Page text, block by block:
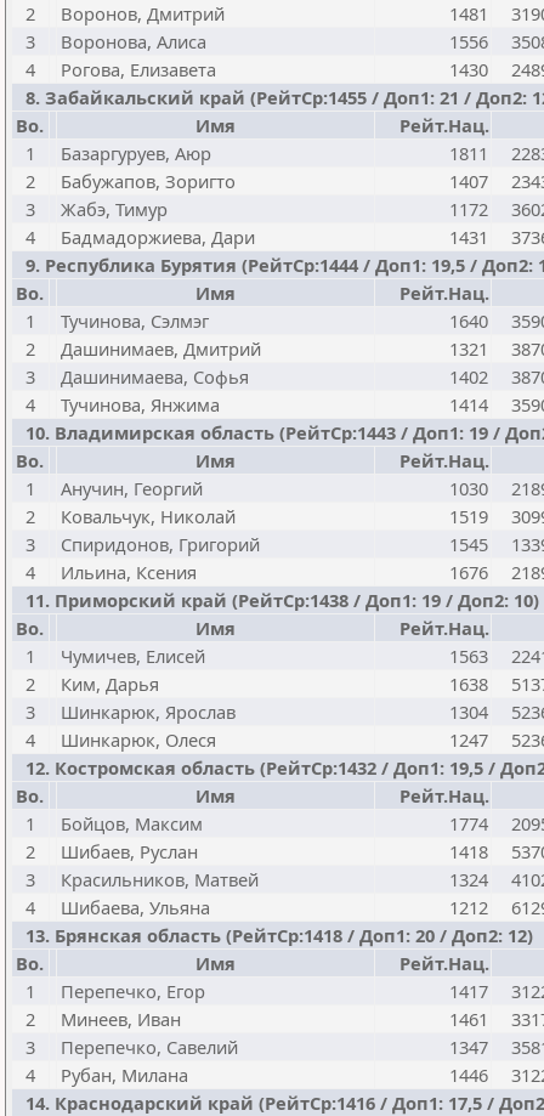
2
Воронов, Дмитрий 1481
3
Воронова, Алиса 1556
4
Рогова, Елизавета 1430
8. Забайкальский край (РейтСр:1455 / Доп1: 21 / Доп2:
Bo.
Имя Рейт.Нац.
1
Базаргуруев, Аюр 1811
2
Бабужапов, Зоригто 1407
3
Жабэ, Тимур 1172
4
Бадмадоржиева, Дари 1431
9. Республика Бурятия (РейтСр:1444 / Доп1: 19,5 / Доп2:
Bo.
Имя Рейт.Нац.
1
Тучинова, Сэлмэг 1640
2
Дашинимаев, Дмитрий 1321
3
Дашинимаева, Софья 1402
4
Тучинова, Янжима 1414
10. Владимирская область (РейтСр:1443 / Доп1: 19 /
Bo.
Имя Рейт.Нац.
1
Анучин, Георгий 1030
2
Ковальчук, Николай 1519
3
Спиридонов, Григорий 1545
4
Ильина, Ксения 1676
11. Приморский край (РейтСр:1438 / Доп1: 19 / Доп2: 10)
Bo.
Имя Рейт.Нац.
1
Чумичев, Елисей 1563
2
Ким, Дарья 1638
3
Шинкарюк, Ярослав 1304
4
Шинкарюк, Олеся 1247
12. Костромская область (РейтСр:1432 / Доп1: 19,5 /
Bo.
Имя Рейт.Нац.
1
Бойцов, Максим 1774
2
Шибаев, Руслан 1418
3
Красильников, Матвей 1324
4
Шибаева, Ульяна 1212
13. Брянская область (РейтСр:1418 / Доп1: 20 / Доп2: 12)
Bo.
Имя Рейт.Нац.
1
Перепечко, Егор 1417
2
Минеев, Иван 1461
3
Перепечко, Савелий 1347
4
Рубан, Милана 1446
14. Краснодарский край (РейтСр:1416 / Доп1: 17,5 /